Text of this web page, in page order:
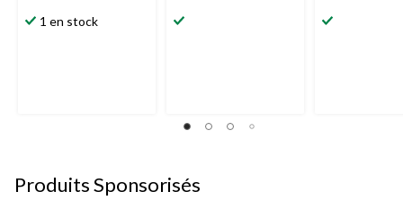
1 en stock
Produits Sponsorisés